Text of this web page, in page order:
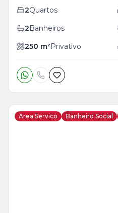
2Quartos
2Banheiros
250 m²Privativo
Area Servico Banheiro Social